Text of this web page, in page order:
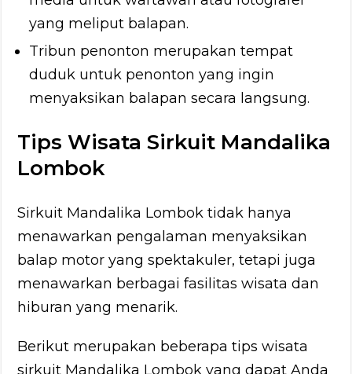
yang meliput balapan.
Tribun penonton merupakan tempat
duduk untuk penonton yang ingin
menyaksikan balapan secara langsung.
Tips Wisata Sirkuit Mandalika
Lombok
Sirkuit Mandalika Lombok tidak hanya
menawarkan pengalaman menyaksikan
balap motor yang spektakuler, tetapi juga
menawarkan berbagai fasilitas wisata dan
hiburan yang menarik.
Berikut merupakan beberapa tips wisata
sirkuit Mandalika Lombok yang dapat Anda